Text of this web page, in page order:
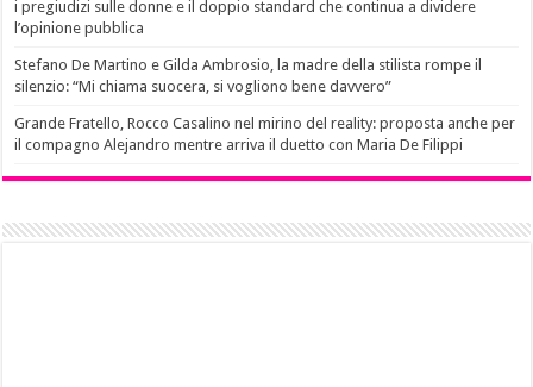
i pregiudizi sulle donne e il doppio standard che continua a dividere
l’opinione pubblica
Stefano De Martino e Gilda Ambrosio, la madre della stilista rompe il
silenzio: “Mi chiama suocera, si vogliono bene davvero”
Grande Fratello, Rocco Casalino nel mirino del reality: proposta anche per
il compagno Alejandro mentre arriva il duetto con Maria De Filippi